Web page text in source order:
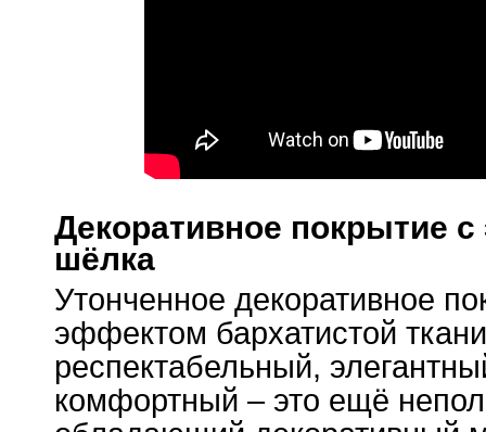
Декоративное покрытие
шёлка
Утонченное декоративное
эффектом бархатистой
респектабельный,
комфортный – это ещё